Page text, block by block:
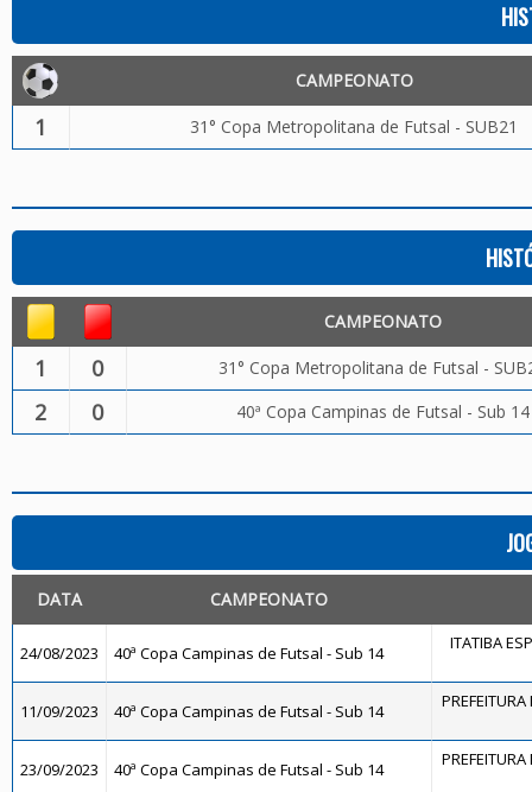
CAMPEONATO
1 31° Copa Metropolitana de Futsal - SUB21
CAMPEONATO
1 0 31° Copa Metropolitana de Futsal -
2 0 40ª Copa Campinas de Futsal - Sub 14
DATA CAMPEONATO
24/08/2023 40ª Copa Campinas de Futsal - Sub 14 ITATIBA
11/09/2023 40ª Copa Campinas de Futsal - Sub 14
23/09/2023 40ª Copa Campinas de Futsal - Sub 14